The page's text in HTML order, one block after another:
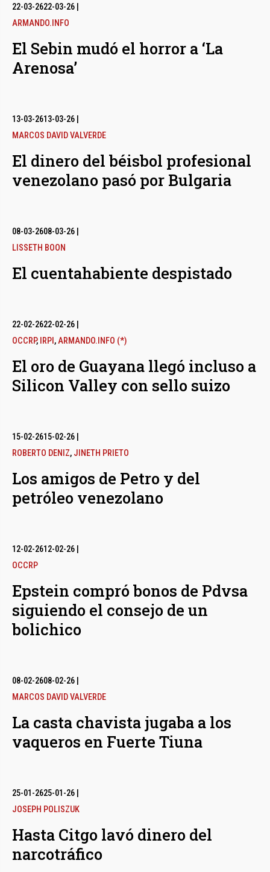
22-03-2622-03-26
ARMANDO.INFO
El Sebin mudó el horror a ‘La
Arenosa’
13-03-2613-03-26
MARCOS DAVID VALVERDE
El dinero del béisbol profesional
venezolano pasó por Bulgaria
08-03-2608-03-26
LISSETH BOON
El cuentahabiente despistado
22-02-2622-02-26
OCCRP, IRPI ,ARMANDO.INFO (*)
El oro de Guayana llegó incluso a
Silicon Valley con sello suizo
15-02-2615-02-26
ROBERTO DENIZ, JINETH PRIETO
Los amigos de Petro y del
petróleo venezolano
12-02-2612-02-26
OCCRP
Epstein compró bonos de Pdvsa
siguiendo el consejo de un
bolichico
08-02-2608-02-26
MARCOS DAVID VALVERDE
La casta chavista jugaba a los
vaqueros en Fuerte Tiuna
25-01-2625-01-26
JOSEPH POLISZUK
Hasta Citgo lavó dinero del
narcotráfico